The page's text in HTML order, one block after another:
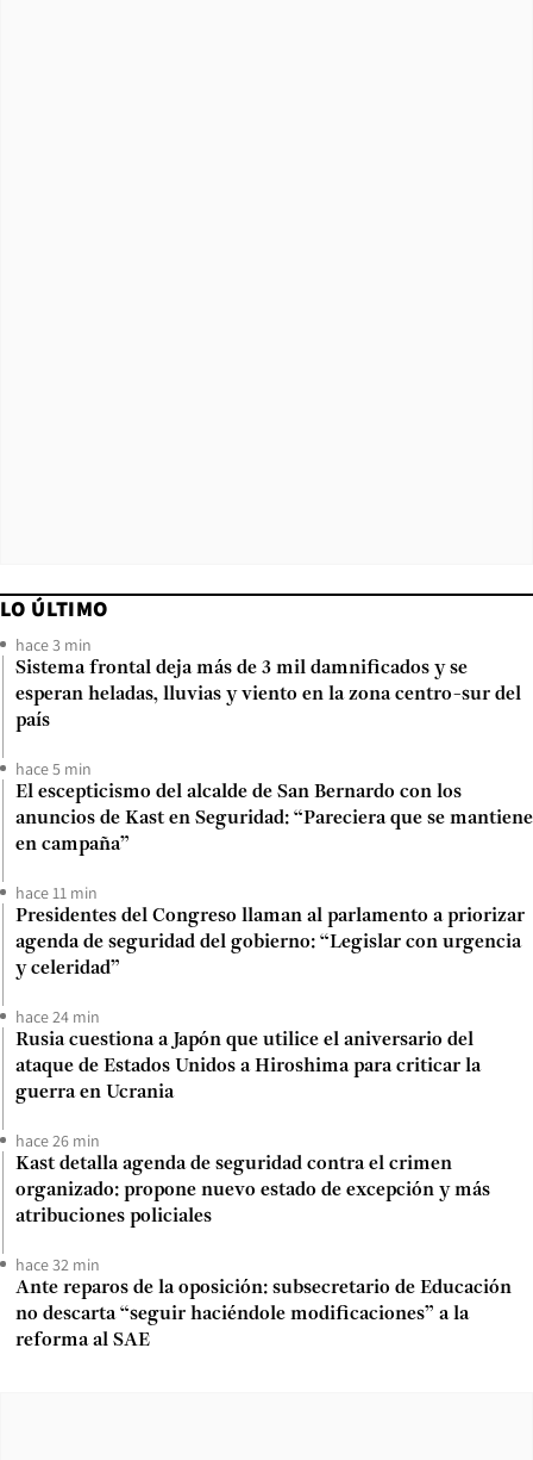
LO ÚLTIMO
hace 3 min
Sistema frontal deja más de 3 mil damnificados y se
esperan heladas, lluvias y viento en la zona centro-sur del
país
hace 5 min
El escepticismo del alcalde de San Bernardo con los
anuncios de Kast en Seguridad: “Pareciera que se mantiene
en campaña”
hace 11 min
Presidentes del Congreso llaman al parlamento a priorizar
agenda de seguridad del gobierno: “Legislar con urgencia
y celeridad”
hace 24 min
Rusia cuestiona a Japón que utilice el aniversario del
ataque de Estados Unidos a Hiroshima para criticar la
guerra en Ucrania
hace 26 min
Kast detalla agenda de seguridad contra el crimen
organizado: propone nuevo estado de excepción y más
atribuciones policiales
hace 32 min
Ante reparos de la oposición: subsecretario de Educación
no descarta “seguir haciéndole modificaciones” a la
reforma al SAE